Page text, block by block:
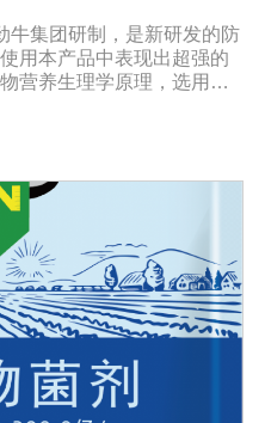
牛集团研制，是新研发的防
用本产品中表现出超强的
营养生理学原理，选用有
生物自身的寄生作用，并
病、对细菌、真菌等具有
殊增效剂，能快速、高效
有效地预防和控制多种作
等土传病害的抗病力；从
作物根部病害及蔬菜苗期
和抗逆性，促进作物生
产物，促进根系生长，产
含钾矿物的代谢产物，促
的利用；增产30%-50%；
目的。且持效期较长，对
符合我国农业可持续发展